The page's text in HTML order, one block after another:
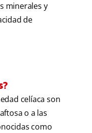
minerales y
de
celíaca son
o a las
como